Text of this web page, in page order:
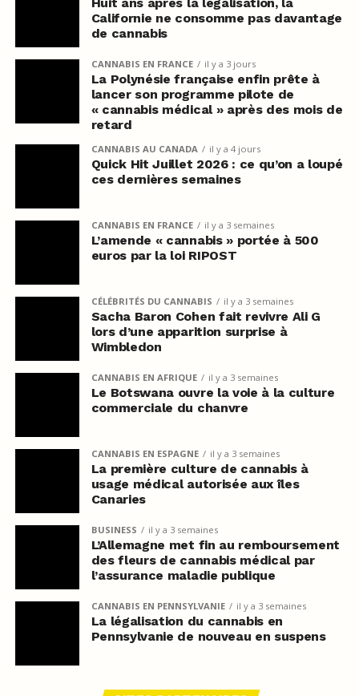
Californie ne consomme pas davantage
de cannabis
CANNABIS EN FRANCE il y a 3 jours
La Polynésie française enfin prête à
lancer son programme pilote de
« cannabis médical » après des mois de
retard
CANNABIS AU CANADA il y a 4 jours
Quick Hit Juillet 2026 : ce qu’on a loupé
ces dernières semaines
CANNABIS EN FRANCE il y a 3 semaines
L’amende « cannabis » portée à 500
euros par la loi RIPOST
CÉLÉBRITÉS DU CANNABIS il y a 3 semaines
Sacha Baron Cohen fait revivre Ali G
lors d’une apparition surprise à
Wimbledon
CANNABIS EN AFRIQUE il y a 3 semaines
Le Botswana ouvre la voie à la culture
commerciale du chanvre
CANNABIS EN ESPAGNE il y a 3 semaines
La première culture de cannabis à
usage médical autorisée aux îles
Canaries
BUSINESS il y a 3 semaines
L’Allemagne met fin au remboursement
des fleurs de cannabis médical par
l’assurance maladie publique
CANNABIS EN PENNSYLVANIE il y a 3 semaines
La légalisation du cannabis en
Pennsylvanie de nouveau en suspens